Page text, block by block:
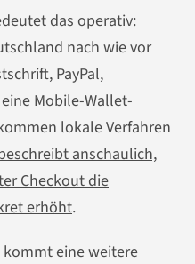
das operativ:
nach wie vor
PayPal,
Mobile-Wallet-
lokale Verfahren
anschaulich,
Checkout die
erhöht.
eine weitere